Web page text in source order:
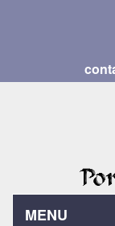
MENU